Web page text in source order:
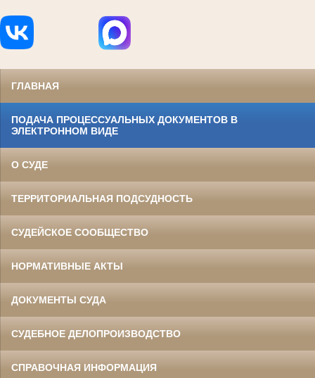
ГЛАВНАЯ
ПОДАЧА ПРОЦЕССУАЛЬНЫХ ДОКУМЕНТОВ В
ЭЛЕКТРОННОМ ВИДЕ
О СУДЕ
ТЕРРИТОРИАЛЬНАЯ ПОДСУДНОСТЬ
СУДЕЙСКОЕ СООБЩЕСТВО
НОРМАТИВНЫЕ АКТЫ
ДОКУМЕНТЫ СУДА
СУДЕБНОЕ ДЕЛОПРОИЗВОДСТВО
СПРАВОЧНАЯ ИНФОРМАЦИЯ